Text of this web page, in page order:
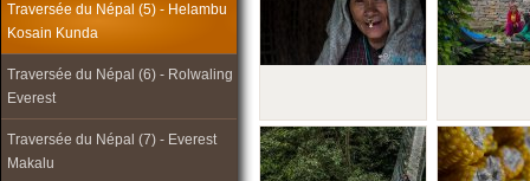
Traversée du Népal (5) - Helambu
Kosain Kunda
Traversée du Népal (6) - Rolwaling
Everest
Traversée du Népal (7) - Everest
Makalu